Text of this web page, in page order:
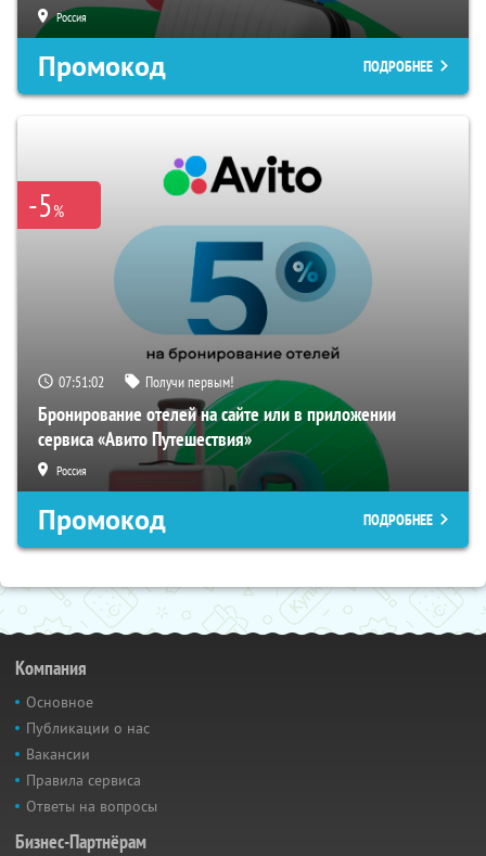
Россия
Промокод ПОДРОБНЕЕ
-5%
07:51:01 Получи первым!
Бронирование отелей на сайте или в приложении
сервиса «Авито Путешествия»
Россия
Промокод ПОДРОБНЕЕ
Компания
Основное
Публикации о нас
Вакансии
Правила сервиса
Ответы на вопросы
Бизнес-Партнёрам